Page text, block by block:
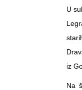
U
iz
Na